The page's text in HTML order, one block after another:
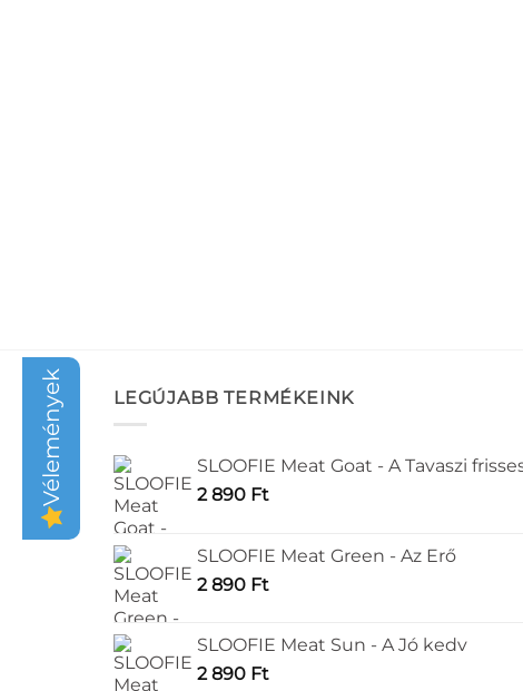
LEGÚJABB TERMÉKEINK
SLOOFIE Meat Goat - A Tavaszi
2 890 Ft
SLOOFIE Meat Green - Az Erő
2 890 Ft
SLOOFIE Meat Sun - A Jó kedv
2 890 Ft
Vélemények